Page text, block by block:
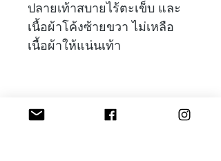
ปลายเท้าสบายไร้ตะเข็บ และ
เนื้อผ้าโค้งซ้ายขวา ไม่เหลือ
เนื้อผ้าให้แน่นเท้า